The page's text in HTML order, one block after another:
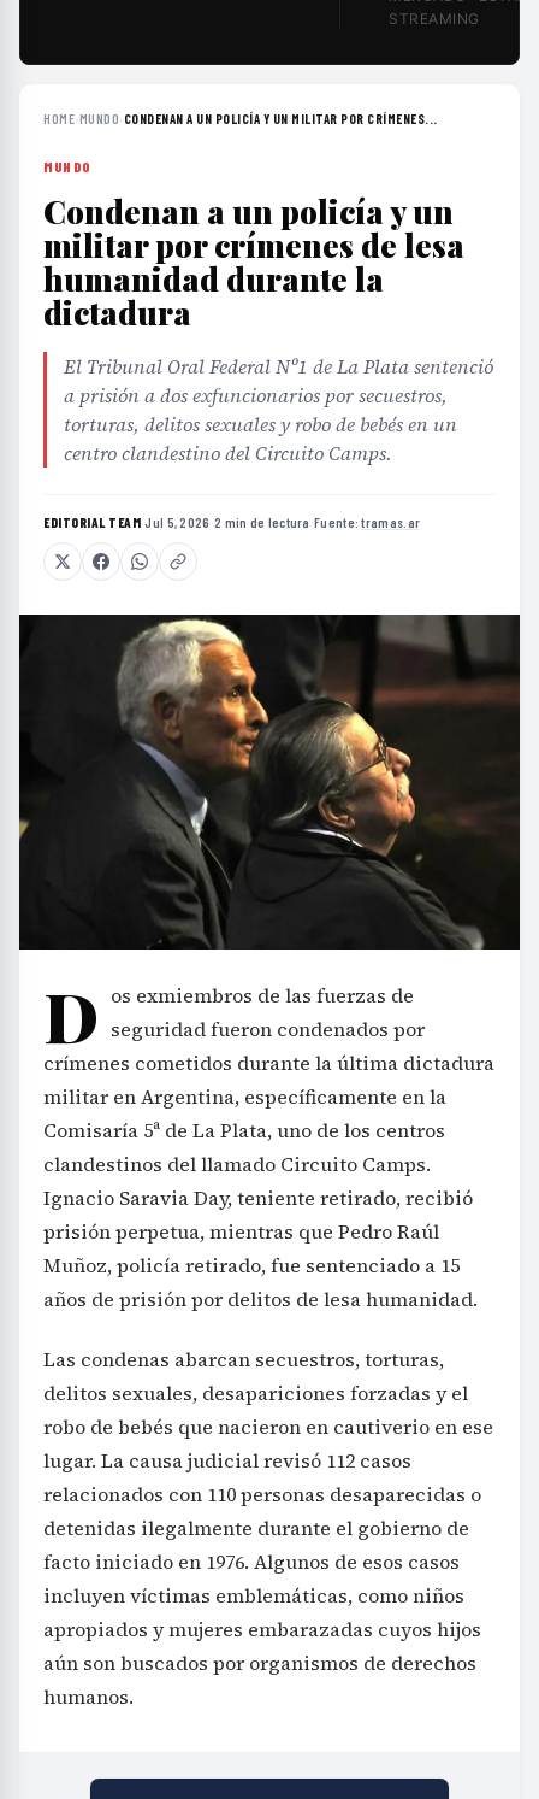
STREAMING
HOME›MUNDO› CONDENAN A UN POLICÍA Y UN MILITAR POR CRÍMENES...
MUNDO
Condenan a un policía y un
militar por crímenes de lesa
humanidad durante la
dictadura
El Tribunal Oral Federal Nº1 de La Plata sentenció
a prisión a dos exfuncionarios por secuestros,
torturas, delitos sexuales y robo de bebés en un
centro clandestino del Circuito Camps.
EDITORIAL TEAM·Jul 5, 2026 ·2 min de lectura ·Fuente:tramas.ar
D os exmiembros de las fuerzas de
seguridad fueron condenados por
crímenes cometidos durante la última dictadura
militar en Argentina, específicamente en la
Comisaría 5ª de La Plata, uno de los centros
clandestinos del llamado Circuito Camps.
Ignacio Saravia Day, teniente retirado, recibió
prisión perpetua, mientras que Pedro Raúl
Muñoz, policía retirado, fue sentenciado a 15
años de prisión por delitos de lesa humanidad.
Las condenas abarcan secuestros, torturas,
delitos sexuales, desapariciones forzadas y el
robo de bebés que nacieron en cautiverio en ese
lugar. La causa judicial revisó 112 casos
relacionados con 110 personas desaparecidas o
detenidas ilegalmente durante el gobierno de
facto iniciado en 1976. Algunos de esos casos
incluyen víctimas emblemáticas, como niños
apropiados y mujeres embarazadas cuyos hijos
aún son buscados por organismos de derechos
humanos.